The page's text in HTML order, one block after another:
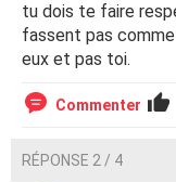
Comme mon fils et
chez moi je suis
Sa copine ne me
avoir lavé son
reste dans la
et je regarde pas a
tu dois te faire
fassent pas
eux et pas toi.
Commenter
RÉPONSE 2 / 4